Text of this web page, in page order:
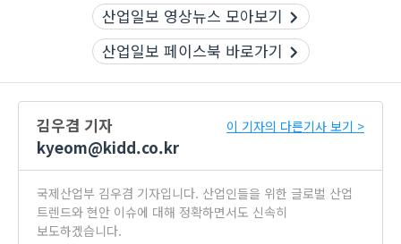
산업일보 영상뉴스 모아보기
산업일보 페이스북 바로가기
김우겸 기자
kyeom@kidd.co.kr
이 기자의 다른기사 보기 >
국제산업부 김우겸 기자입니다. 산업인들을 위한 글로벌 산업
트렌드와 현안 이슈에 대해 정확하면서도 신속히
보도하겠습니다.